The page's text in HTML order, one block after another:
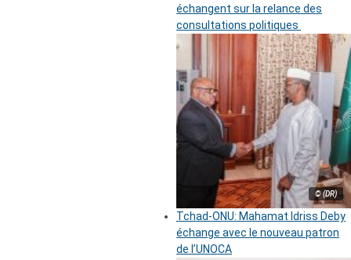
échangent sur la relance des
consultations politiques
© (DR)
Tchad-ONU: Mahamat Idriss Deby
échange avec le nouveau patron
de l’UNOCA